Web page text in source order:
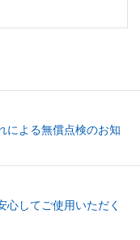
による無償点検のお知
心してご使用いただく